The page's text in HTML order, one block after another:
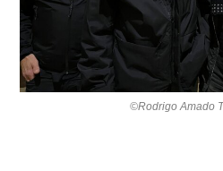
©Rodrigo Amado